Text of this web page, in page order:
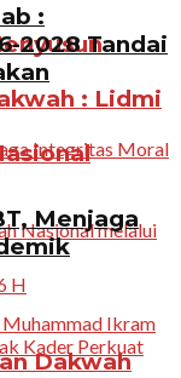
: Lidmi
Dakwah
:
2028 Tandai
Menjaga